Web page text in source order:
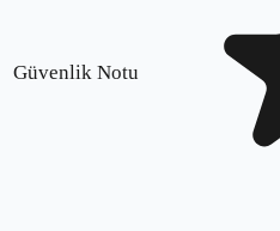
Güvenlik Notu